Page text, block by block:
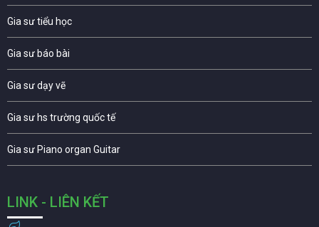
Gia sư tiểu học
Gia sư báo bài
Gia sư dạy vẽ
Gia sư hs trường quốc tế
Gia sư Piano organ Guitar
LINK - LIÊN KẾT